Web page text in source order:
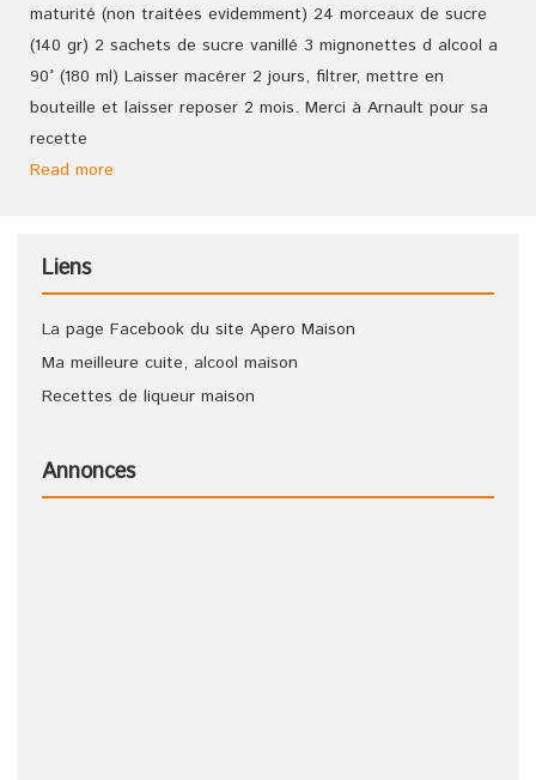
maturité (non traitées evidemment) 24 morceaux de sucre
(140 gr) 2 sachets de sucre vanillé 3 mignonettes d alcool a
90° (180 ml) Laisser macérer 2 jours, filtrer, mettre en
bouteille et laisser reposer 2 mois. Merci à Arnault pour sa
recette
Read more
Liens
La page Facebook du site Apero Maison
Ma meilleure cuite, alcool maison
Recettes de liqueur maison
Annonces